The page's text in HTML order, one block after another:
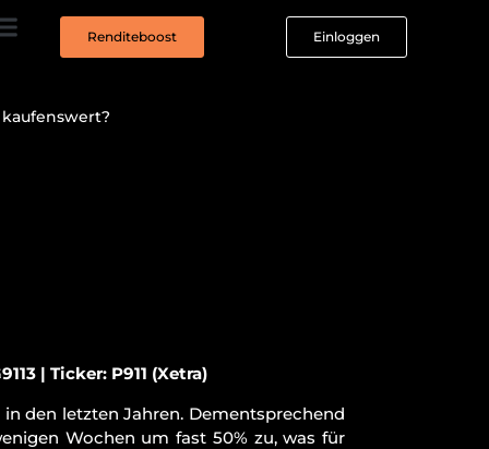
Renditeboost Einloggen
kaufenswert?
| Ticker: P911 (Xetra)
den letzten Jahren. Dementsprechend
Wochen um fast 50% zu, was für